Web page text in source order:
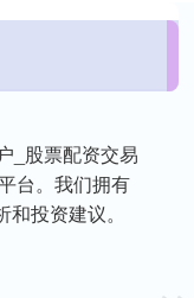
_股票配资交易
台。我们拥有
投资建议。